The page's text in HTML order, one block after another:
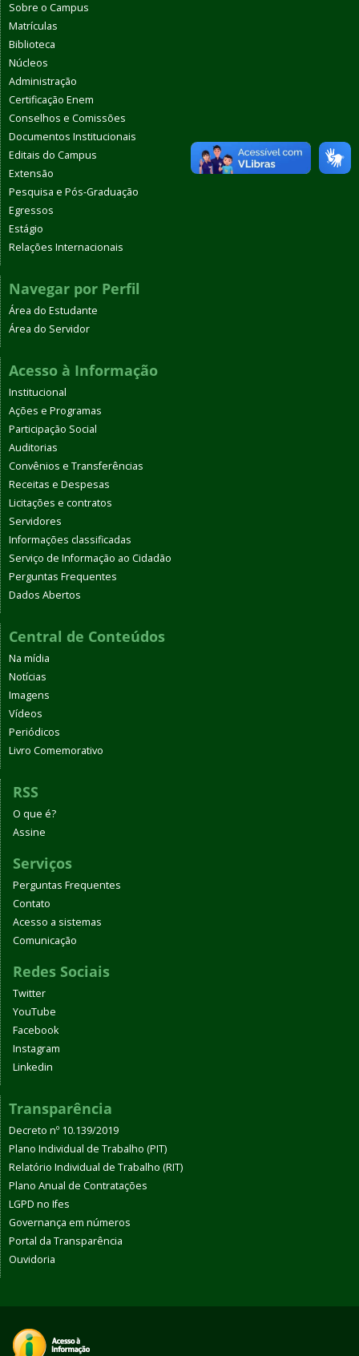
Sobre o Campus
Matrículas
Biblioteca
Núcleos
Administração
Certificação Enem
Conselhos e Comissões
Documentos Institucionais
Editais do Campus
Extensão
Pesquisa e Pós-Graduação
Egressos
Estágio
Relações Internacionais
Navegar por Perfil
Área do Estudante
Área do Servidor
Acesso à Informação
Institucional
Ações e Programas
Participação Social
Auditorias
Convênios e Transferências
Receitas e Despesas
Licitações e contratos
Servidores
Informações classificadas
Serviço de Informação ao Cidadão
Perguntas Frequentes
Dados Abertos
Central de Conteúdos
Na mídia
Notícias
Imagens
Vídeos
Periódicos
Livro Comemorativo
RSS
O que é?
Assine
Serviços
Perguntas Frequentes
Contato
Acesso a sistemas
Comunicação
Redes Sociais
Twitter
YouTube
Facebook
Instagram
Linkedin
Transparência
Decreto nº 10.139/2019
Plano Individual de Trabalho (PIT)
Relatório Individual de Trabalho (RIT)
Plano Anual de Contratações
LGPD no Ifes
Governança em números
Portal da Transparência
Ouvidoria